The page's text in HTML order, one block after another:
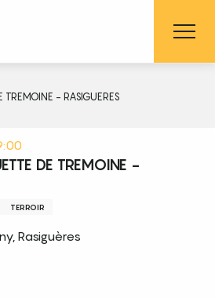
TREMOINE - RASIGUERES
DE TREMOINE -
TERROIR
Rasiguères
favoris